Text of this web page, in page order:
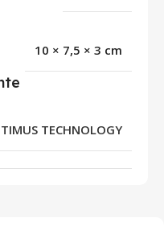
10 × 7,5 × 3 cm
TECHNOLOGY